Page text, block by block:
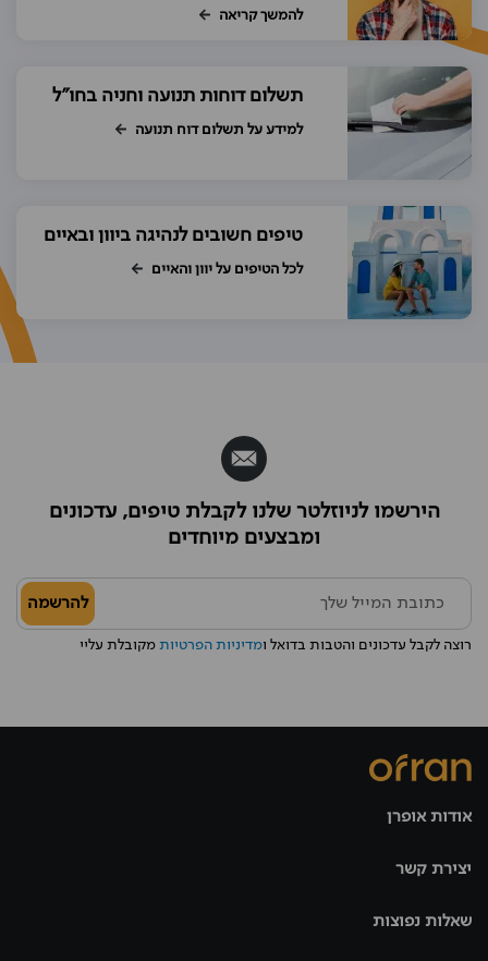
להמשך קריאה
תשלום דוחות תנועה וחניה בחו"ל
למידע על תשלום דוח תנועה
טיפים חשובים לנהיגה ביוון ובאיים
לכל הטיפים על יוון והאיים
הירשמו לניוזלטר שלנו לקבלת טיפים, עדכונים
ומבצעים מיוחדים
רוצה לקבל עדכונים והטבות בדואל ומדיניות הפרטיות מקובלת עליי
להרשמה
אודות אופרן
יצירת קשר
שאלות נפוצות